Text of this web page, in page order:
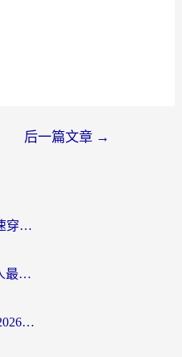
后一篇文章 →
海外党必看：ChickCN和极速穿梭VPN好用吗？3招教你选对回国加速器无缝刷国内资源
斧牛和light哪个好？海外华人最关心的回国加速器选择难题，一篇讲透
在国外怎么用虎牙不卡顿？2026海外华人亲测有效的回国加速器选择指南